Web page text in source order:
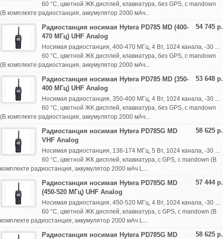
60 °С, цветной ЖК дисплей, клавиатура, без GPS, с mandown
(В комплекте радиостанция, аккумулятор 2000 мАч...
54 745 р.
Радиостанция носимая Hytera PD785 MD (400-
470 МГц) UHF Analog
Носимая радиостанция, 400-470 МГц, 4 Вт, 1024 канала, -30 ...
60 °С, цветной ЖК дисплей, клавиатура, без GPS, с mandown
(В комплекте радиостанция, аккумулятор 2000 мАч...
53 648 р.
Радиостанция носимая Hytera PD785 MD (350-
400 МГц) UHF Analog
Носимая радиостанция, 350-400 МГц, 4 Вт, 1024 канала, -30 ...
60 °С, цветной ЖК дисплей, клавиатура, без GPS, с mandown
(В комплекте радиостанция, аккумулятор 2000 мАч...
58 625 р.
Радиостанция носимая Hytera PD785G MD
VHF Analog
Носимая радиостанция, 136-174 МГц, 5 Вт, 1024 канала, -30 ...
60 °С, цветной ЖК дисплей, клавиатура, с GPS, с mandown (В
комплекте радиостанция, аккумулятор 2000 мАч L...
57 444 р.
Радиостанция носимая Hytera PD785G MD
(450-520 МГц) UHF Analog
Носимая радиостанция, 450-520 МГц, 4 Вт, 1024 канала, -30 ...
60 °С, цветной ЖК дисплей, клавиатура, с GPS, с mandown (В
комплекте радиостанция, аккумулятор 2000 мАч L...
58 625 р.
Радиостанция носимая Hytera PD785G MD